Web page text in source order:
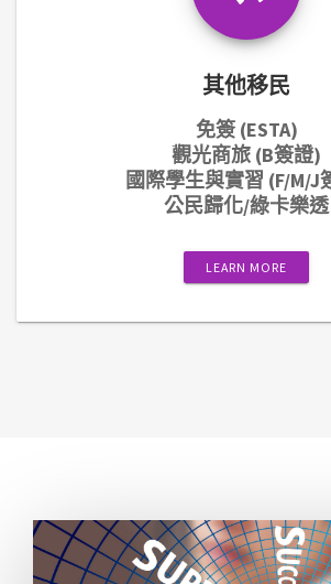
其他移民
免簽 (ESTA)
觀光商旅 (B簽證)
國際學生與實習 (F/M/J
公民歸化/綠卡樂透
LEARN MORE